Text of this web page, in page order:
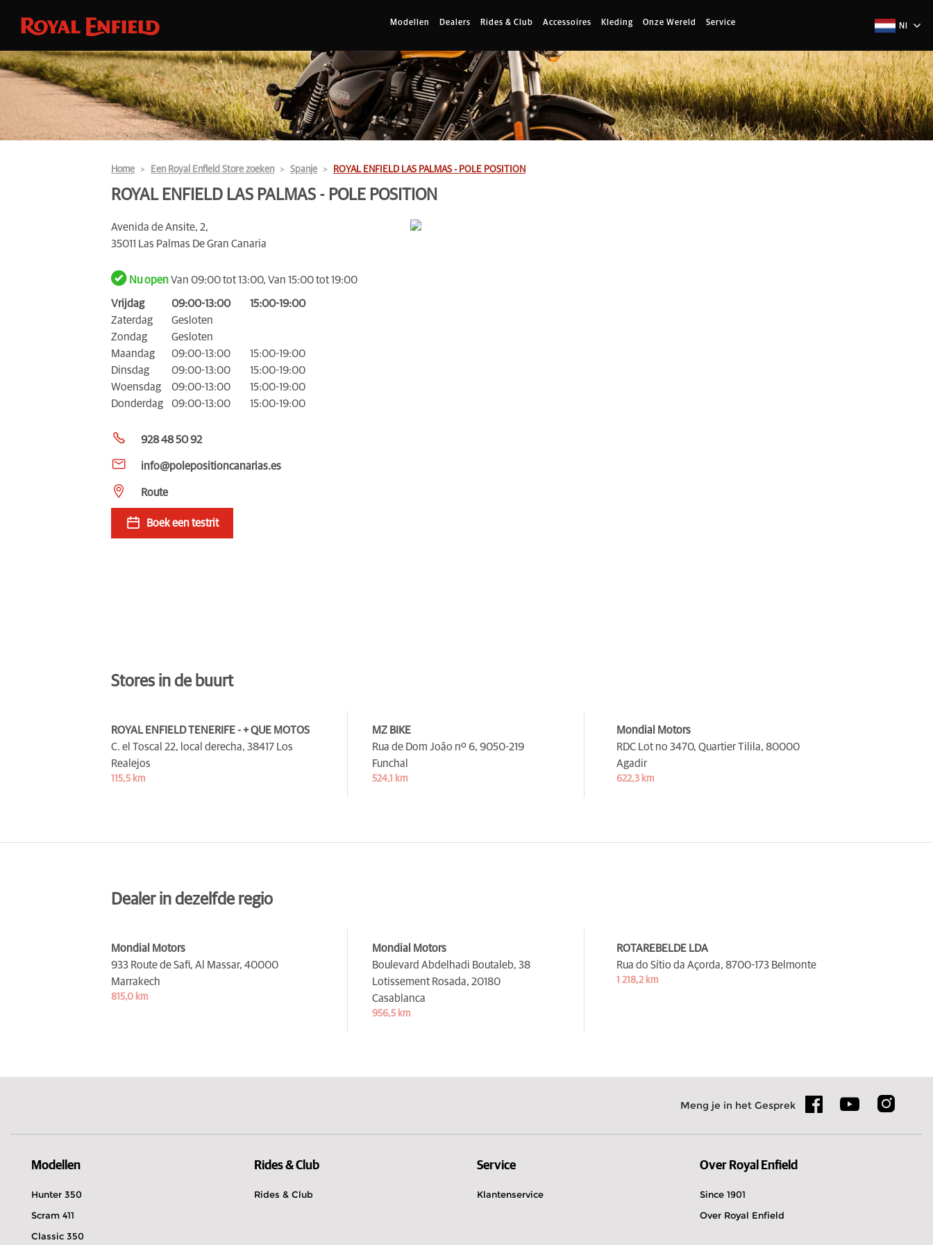
Modellen Dealers Rides & Club Accessoires Kleding Onze Wereld Service Nl
Home Een Royal Enfield Store zoeken Spanje ROYAL ENFIELD LAS PALMAS - POLE POSITION
ROYAL ENFIELD LAS PALMAS - POLE POSITION
Avenida de Ansite, 2,
35011 Las Palmas De Gran Canaria
Nu openVan 09:00 tot 13:00, Van 15:00 tot 19:00
Vrijdag 09:00-13:00
15:00-19:00
Zaterdag
Gesloten
Zondag
Gesloten
Maandag
09:00-13:00
15:00-19:00
Dinsdag
09:00-13:00
15:00-19:00
Woensdag
09:00-13:00
15:00-19:00
Donderdag
09:00-13:00 15:00-19:00
928 48 50 92
info@polepositioncanarias.es
Route
Boek een testrit
Stores in de buurt
ROYAL ENFIELD TENERIFE - + QUE MOTOS
C. el Toscal 22, local derecha, 38417 Los
Realejos
115,5 km
MZ BIKE
Rua de Dom João nº 6, 9050-219
Funchal
524,1 km
Mondial Motors
RDC Lot no 3470, Quartier Tilila, 80000
Agadir
622,3 km
Dealer in dezelfde regio
Mondial Motors
933 Route de Safi, Al Massar, 40000
Marrakech
815,0 km
Mondial Motors
Boulevard Abdelhadi Boutaleb, 38
Lotissement Rosada, 20180
Casablanca
956,5 km
ROTAREBELDE LDA
Rua do Sítio da Açorda, 8700-173 Belmonte
1 218,2 km
Meng je in het Gesprek
Modellen
Hunter 350
Scram 411
Classic 350
Rides & Club
Rides & Club
Service
Klantenservice
Over Royal Enfield
Since 1901
Over Royal Enfield